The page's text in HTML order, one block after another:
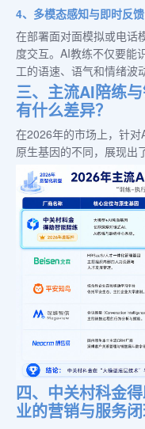
4、多模态感知与即时反
在部署面对面模拟或电话
度交互。AI教练不仅要能
工的语速、语气和情绪波
三、主流AI陪练
有什么差异？
在2026年的市场上，针
原生基因的不同，展现出
四、中关村科金
业的营销与服务闭